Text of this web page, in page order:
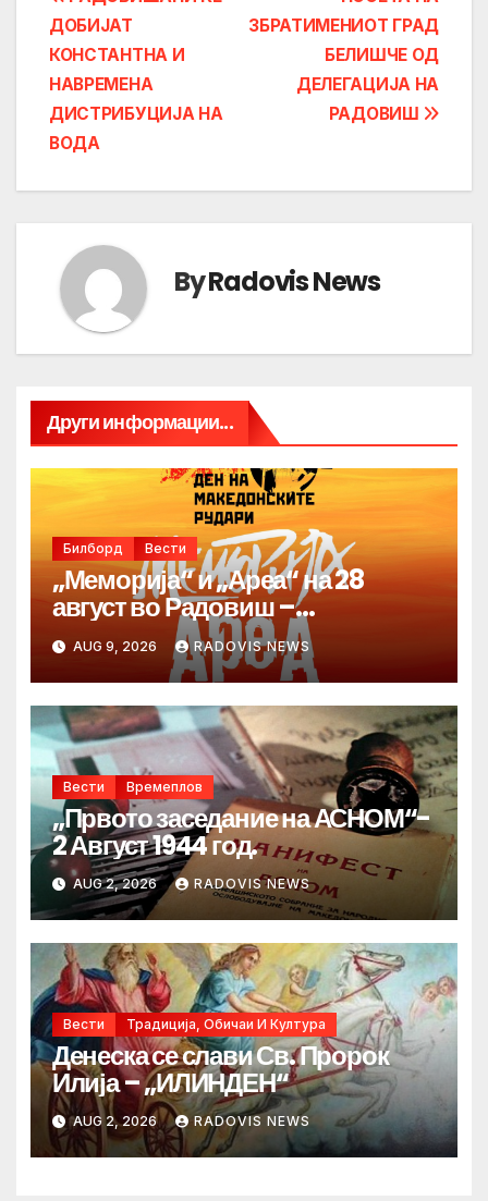
navigation
ЗБРАТИМЕНИОТ ГРАД
БЕЛИШЧЕ ОД
ДЕЛЕГАЦИЈА НА
РАДОВИШ
ДОБИЈАТ
КОНСТАНТНА И
НАВРЕМЕНА
ДИСТРИБУЦИЈА НА
ВОДА
ByRadovis News
Други информации...
Билборд Вести
„Меморија“ и „Ареа“ на 28
август во Радовиш –
продолжува традицијата за
Денот на македонските рудари
AUG 9, 2026 RADOVIS NEWS
Вести Времеплов
„Првото заседание на АСНОМ“-
2 Август 1944 год.
AUG 2, 2026 RADOVIS NEWS
Вести Традиција, Обичаи И Култура
Денеска се слави Св. Пророк
Илија – „ИЛИНДЕН“
AUG 2, 2026 RADOVIS NEWS